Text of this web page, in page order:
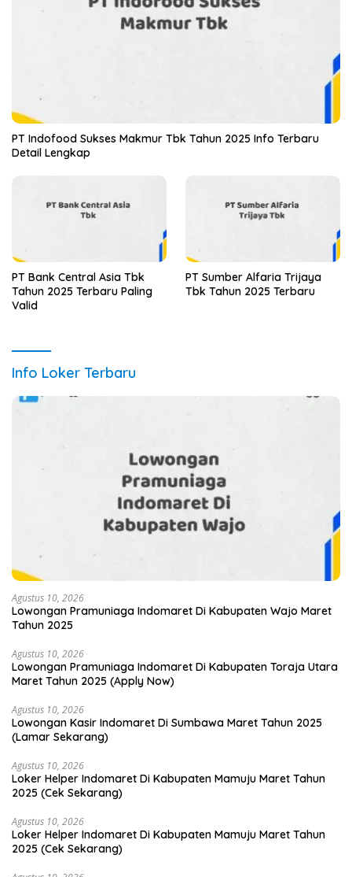
PT Indofood Sukses Makmur Tbk Tahun 2025 Info Terbaru
Detail Lengkap
PT Bank Central Asia Tbk
Tahun 2025 Terbaru Paling
Valid
PT Sumber Alfaria Trijaya
Tbk Tahun 2025 Terbaru
Info Loker Terbaru
Agustus 10, 2026
Lowongan Pramuniaga Indomaret Di Kabupaten Wajo Maret
Tahun 2025
Agustus 10, 2026
Lowongan Pramuniaga Indomaret Di Kabupaten Toraja Utara
Maret Tahun 2025 (Apply Now)
Agustus 10, 2026
Lowongan Kasir Indomaret Di Sumbawa Maret Tahun 2025
(Lamar Sekarang)
Agustus 10, 2026
Loker Helper Indomaret Di Kabupaten Mamuju Maret Tahun
2025 (Cek Sekarang)
Agustus 10, 2026
Loker Helper Indomaret Di Kabupaten Mamuju Maret Tahun
2025 (Cek Sekarang)